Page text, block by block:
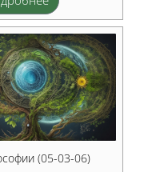
(05-03-06)